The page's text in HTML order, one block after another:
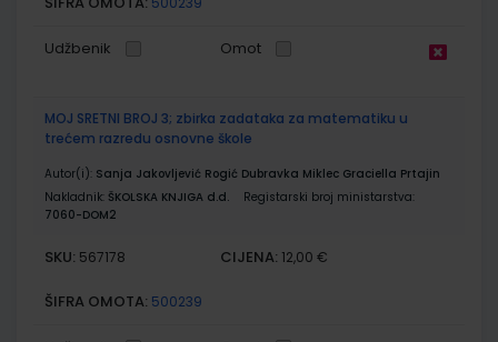
Udžbenik Omot
MOJ SRETNI BROJ 3; zbirka zadataka za matematiku u
trećem razredu osnovne škole
Autor(i): Sanja Jakovljević Rogić Dubravka Miklec Graciella Prtajin
Nakladnik: ŠKOLSKA KNJIGA d.d.
Registarski broj ministarstva:
7060-DOM2
SKU: 567178 CIJENA: 12,00 €
ŠIFRA OMOTA: 500239